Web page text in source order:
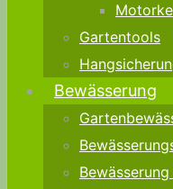
Gartentools
Bewässerung